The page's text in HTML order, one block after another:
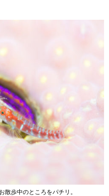
散歩中のところをパチリ。